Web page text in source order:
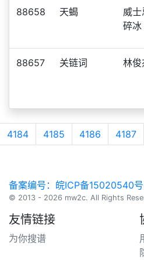
88658 天蝎
威士
碎冰
88657 关链词 林俊
4184 4185 4186 4187
备案编号：皖ICP备15020540
© 2013 - 2026 mw2c. All Rights
友情链接
为你搜谱